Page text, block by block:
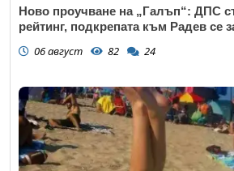
Ново проучване на „Галъп“: ДПС
рейтинг, подкрепата към Радев се
06 август 82 24